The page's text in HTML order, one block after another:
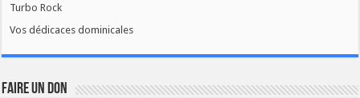
Turbo Rock
Vos dédicaces dominicales
FAIRE UN DON